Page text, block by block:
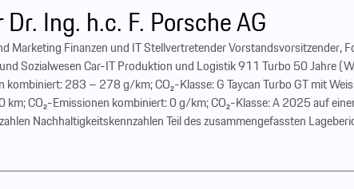
Ing. h.c. F. Porsche AG
Marketing Finanzen und IT Stellvertretender Vorstands­vorsitzender,
Sozialwesen Car-IT Produktion und Logistik 911 Turbo 50 Jahre
283 – 278 g/km; CO₂-Klasse: G Taycan Turbo GT mit
CO₂-Emissionen kombiniert: 0 g/km; CO₂-Klasse: A 2025 auf
Nachhaltigkeitskennzahlen Teil des zusammengefassten